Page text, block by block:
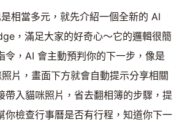
相當多元，就先介紹一個全新的 AI
，滿足大家的好奇心～它的邏輯很簡
令，AI 會主動預判你的下一步，像是
片，畫面下方就會自動提示分享相關
帶入貓咪照片，省去翻相簿的步驟，提
你檢查行事曆是否有行程，知道你下一